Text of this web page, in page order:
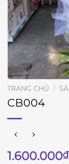
TRANG CHỦ /
CB004
1.600.000₫